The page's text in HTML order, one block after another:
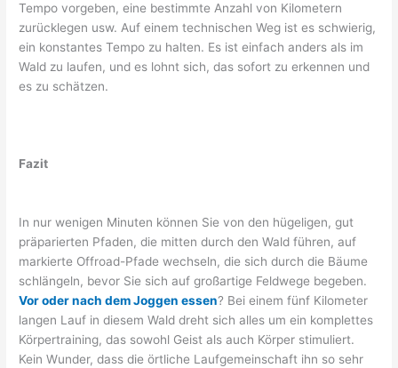
Tempo vorgeben, eine bestimmte Anzahl von Kilometern
zurücklegen usw. Auf einem technischen Weg ist es schwierig,
ein konstantes Tempo zu halten. Es ist einfach anders als im
Wald zu laufen, und es lohnt sich, das sofort zu erkennen und
es zu schätzen.
Fazit
In nur wenigen Minuten können Sie von den hügeligen, gut
präparierten Pfaden, die mitten durch den Wald führen, auf
markierte Offroad-Pfade wechseln, die sich durch die Bäume
schlängeln, bevor Sie sich auf großartige Feldwege begeben.
Vor oder nach dem Joggen essen? Bei einem fünf Kilometer
langen Lauf in diesem Wald dreht sich alles um ein komplettes
Körpertraining, das sowohl Geist als auch Körper stimuliert.
Kein Wunder, dass die örtliche Laufgemeinschaft ihn so sehr